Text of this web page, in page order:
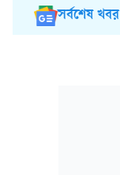
সর্বশেষ